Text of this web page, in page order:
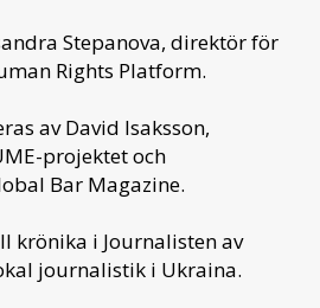
Stepanova, direktör för
Rights Platform.
av David Isaksson,
projektet och
Bar Magazine.
krönika i Journalisten av
journalistik i Ukraina.